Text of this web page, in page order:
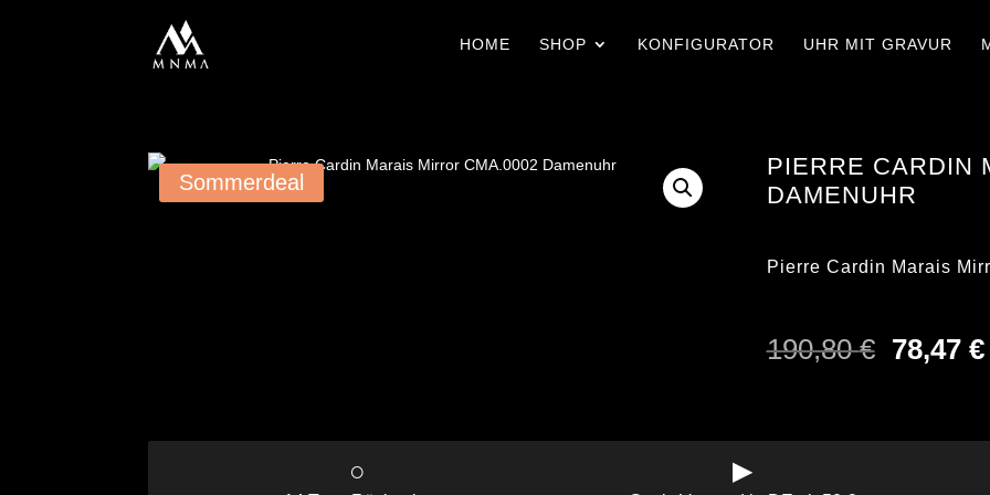
HOME SHOP KONFIGURATOR UHR MIT GRAVUR
Sommerdeal
PIERRE CARDIN
DAMENUHR
Pierre Cardin Marais
190,80€
Preis
78,47 €
○ ▶